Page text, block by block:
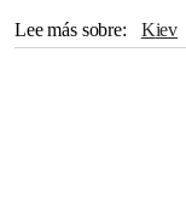
Lee más sobre
Kiev